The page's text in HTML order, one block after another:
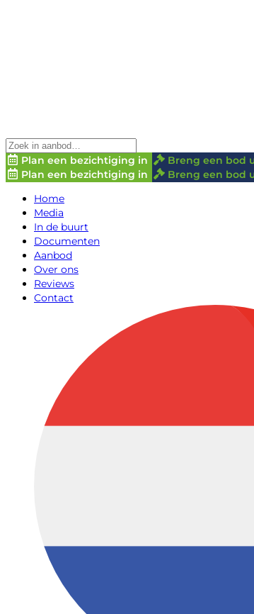
Plan een bezichtiging in Breng een bod
Plan een bezichtiging in
Breng een bod
Home
Media
In de buurt
Documenten
Aanbod
Over ons
Reviews
Contact